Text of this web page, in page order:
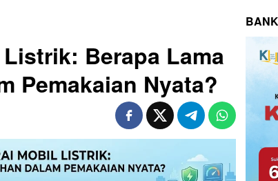
Berapa Lama
Pemakaian Nyata?